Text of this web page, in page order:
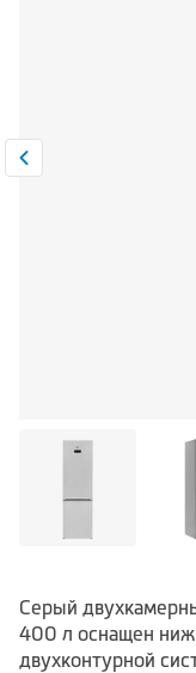
Серый
400 л оснащен
двухконтурной